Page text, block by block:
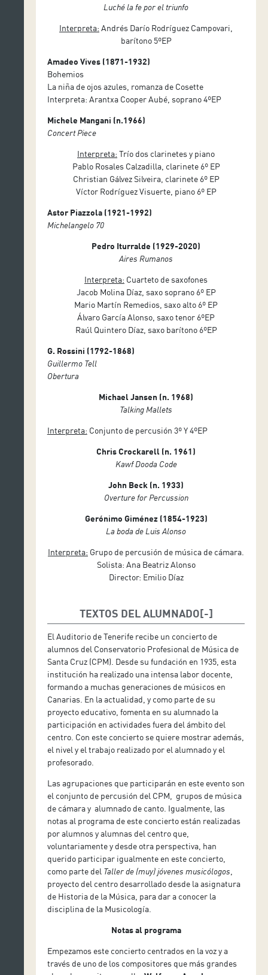
Luché la fe por el triunfo
Interpreta: Andrés Darío Rodríguez Campovari,
barítono 5ºEP
Amadeo Vives (1871-1932)
Bohemios
La niña de ojos azules, romanza de Cosette
Interpreta: Arantxa Cooper Aubé, soprano 4ºEP
Michele Mangani (n.1966)
Concert Piece
Interpreta: Trío dos clarinetes y piano
Pablo Rosales Calzadilla, clarinete 6º EP
Christian Gálvez Silveira, clarinete 6º EP
Víctor Rodríguez Visuerte, piano 6º EP
Astor Piazzola (1921-1992)
Michelangelo 70
Pedro Iturralde (1929-2020)
Aires Rumanos
Interpreta: Cuarteto de saxofones
Jacob Molina Díaz, saxo soprano 6º EP
Mario Martín Remedios, saxo alto 6º EP
Álvaro García Alonso, saxo tenor 6ºEP
Raúl Quintero Díaz, saxo barítono 6ºEP
G. Rossini (1792-1868)
Guillermo Tell
Obertura
Michael Jansen (n. 1968)
Talking Mallets
Interpreta: Conjunto de percusión 3º Y 4ºEP
Chris Crockarell (n. 1961)
Kawf Dooda Code
John Beck (n. 1933)
Overture for Percussion
Gerónimo Giménez (1854-1923)
La boda de Luis Alonso
Interpreta: Grupo de percusión de música de cámara.
Solista: Ana Beatriz Alonso
Director: Emilio Díaz
TEXTOS DEL ALUMNADO
El Auditorio de Tenerife recibe un concierto de
alumnos del Conservatorio Profesional de Música de
Santa Cruz (CPM). Desde su fundación en 1935, esta
institución ha realizado una intensa labor docente,
formando a muchas generaciones de músicos en
Canarias. En la actualidad, y como parte de su
proyecto educativo, fomenta en su alumnado la
participación en actividades fuera del ámbito del
centro. Con este concierto se quiere mostrar además,
el nivel y el trabajo realizado por el alumnado y el
profesorado.
Las agrupaciones que participarán en este evento son
el conjunto de percusión del CPM, grupos de música
de cámara y alumnado de canto. Igualmente, las
notas al programa de este concierto están realizadas
por alumnos y alumnas del centro que,
voluntariamente y desde otra perspectiva, han
querido participar igualmente en este concierto,
como parte del Taller de (muy) jóvenes musicólogos
proyecto del centro desarrollado desde la asignatura
de Historia de la Música, para dar a conocer la
disciplina de la Musicología.
Notas al programa
Empezamos este concierto centrados en la voz y a
través de uno de los compositores que más grandes